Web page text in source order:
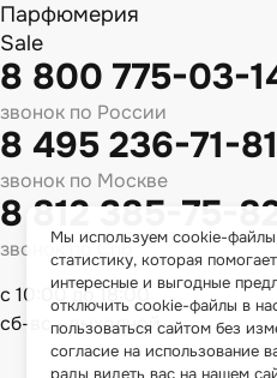
Парфюмерия
Sale
8 800 775-03-
звонок по России
8 495 236-71-81
звонок по Москве
8 812 385-75-
звонок по Спб
с 10:00 до 18:00
сб-вс - выходной
Мы используем cookie-
статистику, которая
интересные и выгодные
отключить cookie-файлы в
пользоваться сайтом без
согласие на использование
рады видеть вас на нашем